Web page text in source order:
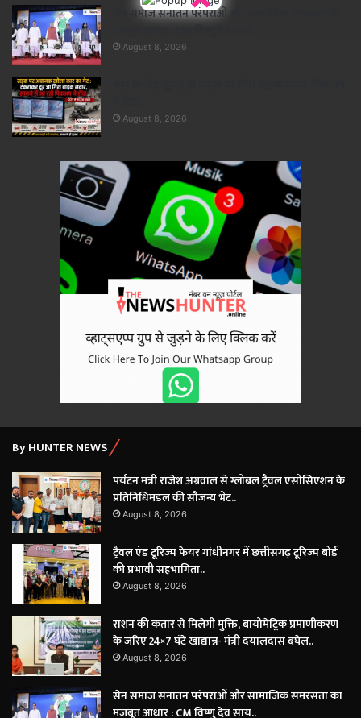
सेन समाज सनातन परंपराओं और सामाजिक समरसता का
August 8, 2026
August 8, 2026
By HUNTER NEWS
पर्यटन मंत्री राजेश अग्रवाल से ग्लोबल ट्रैवल एसोसिएशन के
प्रतिनिधिमंडल की सौजन्य भेंट..
August 8, 2026
ट्रैवल एंड टूरिज्म फेयर गांधीनगर में छत्तीसगढ़ टूरिज्म बोर्ड
की प्रभावी सहभागिता..
August 8, 2026
राशन की कतार से मिलेगी मुक्ति, बायोमेट्रिक प्रमाणीकरण
के जरिए 24×7 घंटे खाद्यान्न- मंत्री दयालदास बघेल..
August 8, 2026
सेन समाज सनातन परंपराओं और सामाजिक समरसता का
मजबूत आधार : CM विष्णु देव साय..